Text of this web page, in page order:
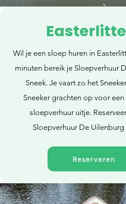
Wil je een sloep huren in
minuten bereik je Sloepverhuur
Sneek. Je vaart zo het
Sneeker grachten op voor
sloepverhuur uitje.
Sloepverhuur De Uilenburg
Reserveren